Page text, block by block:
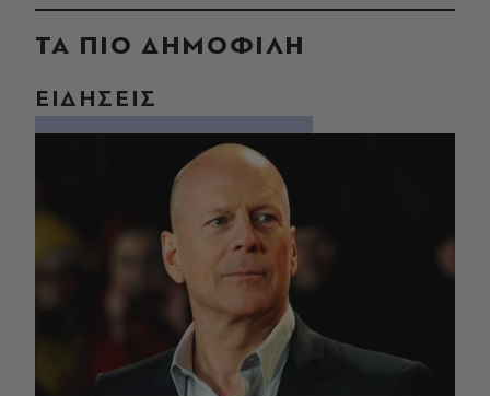
ΤΑ ΠΙΟ ΔΗΜΟΦΙΛΗ
ΕΙΔΗΣΕΙΣ